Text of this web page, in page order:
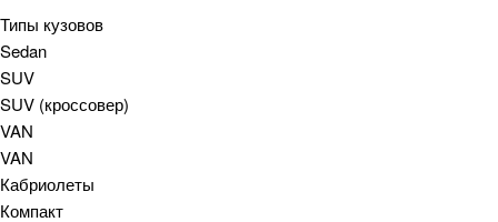
Типы кузовов
Sedan
SUV
SUV (кроссовер)
VAN
VAN
Кабриолеты
Компакт